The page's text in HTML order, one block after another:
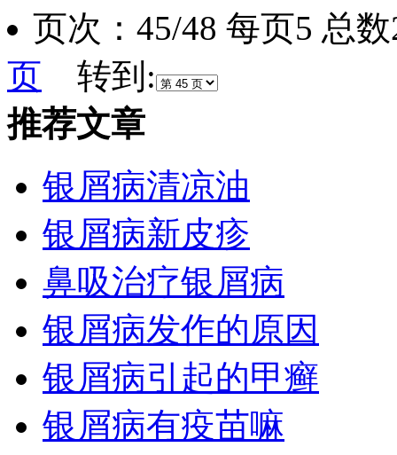
页次：45/48 每页5 总
页 转到:
推荐文章
银屑病清凉油
银屑病新皮疹
鼻吸治疗银屑病
银屑病发作的原因
银屑病引起的甲癣
银屑病有疫苗嘛